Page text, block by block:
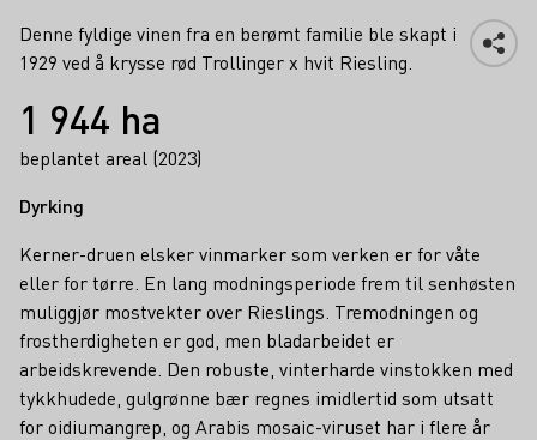
Denne fyldige vinen fra en berømt familie ble skapt i
1929 ved å krysse rød Trollinger x hvit Riesling.
Fakta
1 944 ha
beplantet areal (2023)
Dyrking
Kerner-druen elsker vinmarker som verken er for våte
eller for tørre. En lang modningsperiode frem til senhøsten
muliggjør mostvekter over Rieslings. Tremodningen og
frostherdigheten er god, men bladarbeidet er
arbeidskrevende. Den robuste, vinterharde vinstokken med
tykkhudede, gulgrønne bær regnes imidlertid som utsatt
for oidiumangrep, og Arabis mosaic-viruset har i flere år